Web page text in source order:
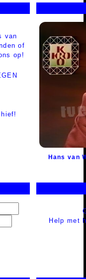
van
of
op!
Hans van
Help met